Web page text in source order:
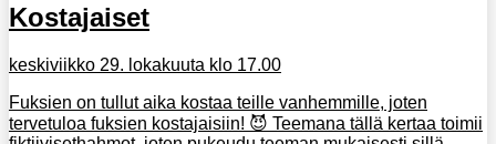
Kostajaiset
keskiviikko 29. lokakuuta klo 17.00
Fuksien on tullut aika kostaa teille vanhemmille, joten
tervetuloa fuksien kostajaisiin! 😈 Teemana tällä kertaa toimii